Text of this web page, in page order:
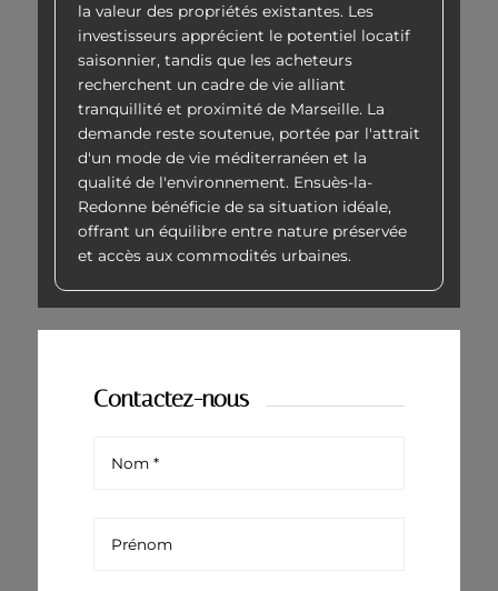
la valeur des propriétés existantes. Les
investisseurs apprécient le potentiel locatif
saisonnier, tandis que les acheteurs
recherchent un cadre de vie alliant
tranquillité et proximité de Marseille. La
demande reste soutenue, portée par l'attrait
d'un mode de vie méditerranéen et la
qualité de l'environnement. Ensuès-la-
Redonne bénéficie de sa situation idéale,
offrant un équilibre entre nature préservée
et accès aux commodités urbaines.
Contactez-nous